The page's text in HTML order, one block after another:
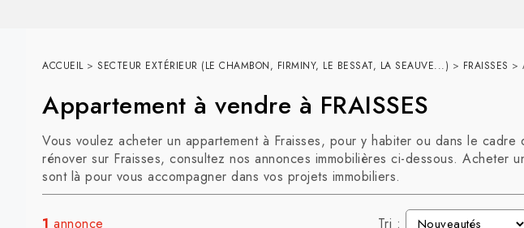
ACCUEIL> SECTEUR EXTÉRIEUR (LE CHAMBON, FIRMINY, LE BESSAT, LA SEAUVE...) > FRAISSES >
Appartement à vendre à FRAISSES
Vous voulez acheter un appartement à Fraisses, pour y habiter ou dans le
rénover sur Fraisses, consultez nos annonces immobilières ci-dessous.
sont là pour vous accompagner dans vos projets immobiliers.
1 annonce Tri :